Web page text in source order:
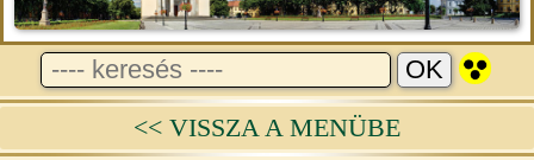
<< VISSZA A MENÜBE